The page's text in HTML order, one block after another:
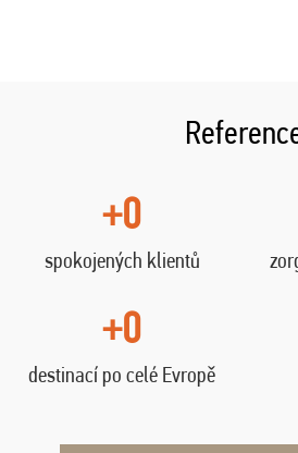
+0
spokojených klientů
+0
destinací po celé Evropě